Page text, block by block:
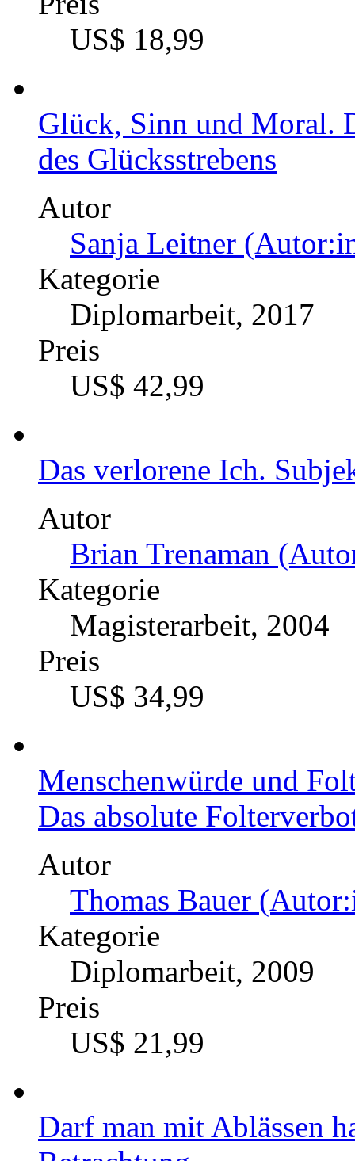
Autor
Kategorie
Doktorarbeit /
Preis
US$ 46,99
Hegels frühe
deontologische Ethik
Immanuel Marx
Kategorie
Bachelorarbeit, 2016
Preis
US$ 18,99
des Glücksstrebens
Autor
Sanja Leitner
Kategorie
Diplomarbeit, 2017
Preis
US$ 42,99
Das verlorene Ich.